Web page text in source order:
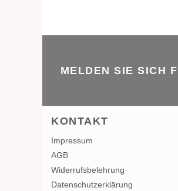
MELDEN SIE SICH
KONTAKT
Impressum
AGB
Widerrufsbelehrung
Datenschutzerklärung